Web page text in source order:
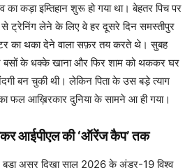
कड़ा इम्तिहान शुरू हो गया था। बेहतर पिच पर
लेने के लिए वे हर दूसरे दिन समस्तीपुर
का थका देने वाला सफ़र तय करते थे। सुबह
बसों के धक्के खाना और फिर शाम को थककर घर
बन चुकी थी। लेकिन पिता के उस बड़े त्याग
फल आख़िरकार दुनिया के सामने आ ही गया।
आईपीएल की ‘ऑरेंज कैप’ तक
असर दिखा साल 2026 के अंडर-19 विश्व